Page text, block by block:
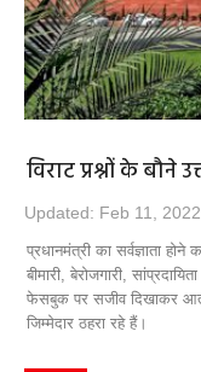
विराट प्रश्नों के बौने
Updated: Feb 11,
प्रधानमंत्री का सर्वज्ञाता
बीमारी, बेरोजगारी,
फेसबुक पर सजीव दिखाकर
जिम्मेदार ठहरा रहे हैं।